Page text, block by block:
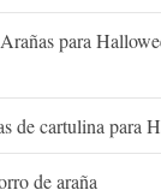
para
de cartulina para
de araña